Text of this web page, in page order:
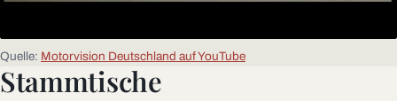
Quelle: Motorvision Deutschland auf YouTube
Stammtische